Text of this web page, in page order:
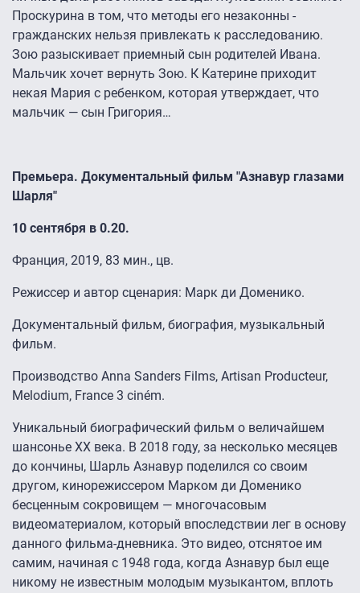
Проскурина в том, что методы его незаконны -
гражданских нельзя привлекать к расследованию.
Зою разыскивает приемный сын родителей Ивана.
Мальчик хочет вернуть Зою. К Катерине приходит
некая Мария с ребенком, которая утверждает, что
мальчик — сын Григория…
Премьера. Документальный фильм "Азнавур глазами
Шарля"
10 сентября в 0.20.
Франция, 2019, 83 мин., цв.
Режиссер и автор сценария: Марк ди Доменико.
Документальный фильм, биография, музыкальный
фильм.
Производство Anna Sanders Films, Artisan Producteur,
Melodium, France 3 ciném.
Уникальный биографический фильм о величайшем
шансонье ХХ века. В 2018 году, за несколько месяцев
до кончины, Шарль Азнавур поделился со своим
другом, кинорежиссером Марком ди Доменико
бесценным сокровищем — многочасовым
видеоматериалом, который впоследствии лег в основу
данного фильма-дневника. Это видео, отснятое им
самим, начиная с 1948 года, когда Азнавур был еще
никому не известным молодым музыкантом, вплоть